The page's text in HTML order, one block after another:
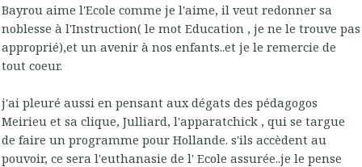
Bayrou aime l'Ecole comme je l'aime, il veut redonner sa
noblesse à l'Instruction( le mot Education , je ne le trouve pas
approprié),et un avenir à nos enfants..et je le remercie de
tout coeur.
j'ai pleuré aussi en pensant aux dégats des pédagogos
Meirieu et sa clique, Julliard, l'apparatchick , qui se targue
de faire un programme pour Hollande. s'ils accèdent au
pouvoir, ce sera l'euthanasie de l' Ecole assurée..je le pense